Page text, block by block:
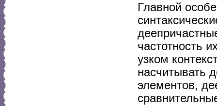
Главной
частотность
узком
насчитывать
элементов,